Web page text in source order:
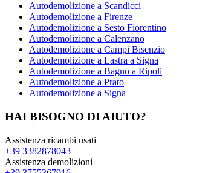
Autodemolizione a Scandicci
Autodemolizione a Firenze
Autodemolizione a Sesto Fiorentino
Autodemolizione a Calenzano
Autodemolizione a Campi Bisenzio
Autodemolizione a Lastra a Signa
Autodemolizione a Bagno a Ripoli
Autodemolizione a Prato
Autodemolizione a Signa
HAI BISOGNO DI AIUTO?
Assistenza ricambi usati
+39 3382878043
Assistenza demolizioni